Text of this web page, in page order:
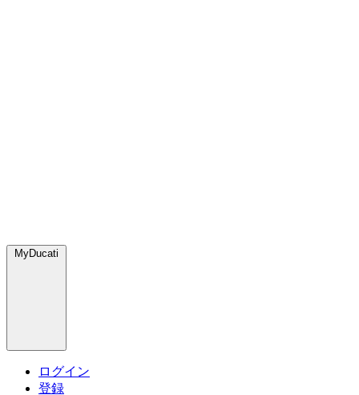
MyDucati
ログイン
登録